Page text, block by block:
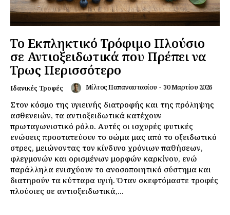
Το Εκπληκτικό Τρόφιμο Πλούσιο
σε Αντιοξειδωτικά που Πρέπει να
Τρως Περισσότερο
Ιδανικές Τροφές Μίλτος Παπαναστασίου - 30 Μαρτίου 2026
Στον κόσμο της υγιεινής διατροφής και της πρόληψης
ασθενειών, τα αντιοξειδωτικά κατέχουν
πρωταγωνιστικό ρόλο. Αυτές οι ισχυρές φυτικές
ενώσεις προστατεύουν το σώμα μας από το οξειδωτικό
στρες, μειώνοντας τον κίνδυνο χρόνιων παθήσεων,
φλεγμονών και ορισμένων μορφών καρκίνου, ενώ
παράλληλα ενισχύουν το ανοσοποιητικό σύστημα και
διατηρούν τα κύτταρα υγιή. Όταν σκεφτόμαστε τροφές
πλούσιες σε αντιοξειδωτικά,...